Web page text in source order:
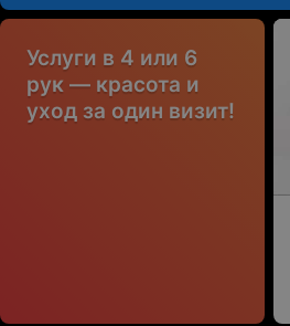
Услуги в 4 или 6
рук — красота и
уход за один визит!